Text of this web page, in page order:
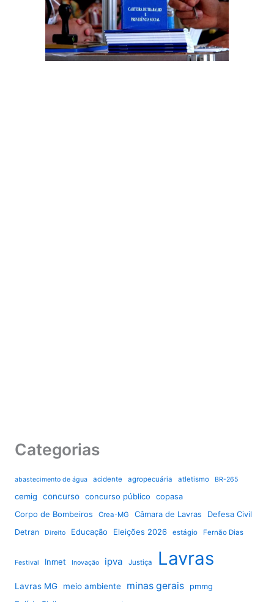
Categorias
abastecimento de água acidente agropecuária atletismo BR-265
cemig concurso concurso público
copasa
Corpo de Bombeiros
Crea-MG Câmara de Lavras Defesa Civil
Detran Direito Educação Eleições 2026 estágio Fernão Dias
Festival Inmet Inovação ipva Justiça Lavras
Lavras MG meio ambiente minas gerais
pmmg